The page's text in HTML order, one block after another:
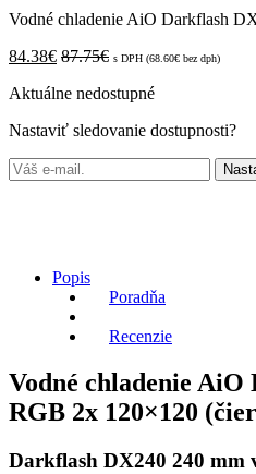
Vodné chladenie AiO Darkflash
84.38€ 87.75€ s DPH (68.60€ bez dph)
Aktuálne nedostupné
Nastaviť sledovanie dostupnosti?
Popis
Poradňa
Recenzie
Vodné chladenie AiO
RGB 2x 120×120
Darkflash DX240 240 mm